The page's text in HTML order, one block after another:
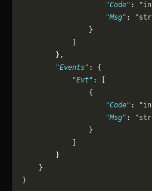
                    "Code"
:
                    "Msg"
:
                }
        },
        "Events"
: {
            "Evt"
: [
                {
                    "Code"
:
                    "Msg"
:
                }
        }
    }
}